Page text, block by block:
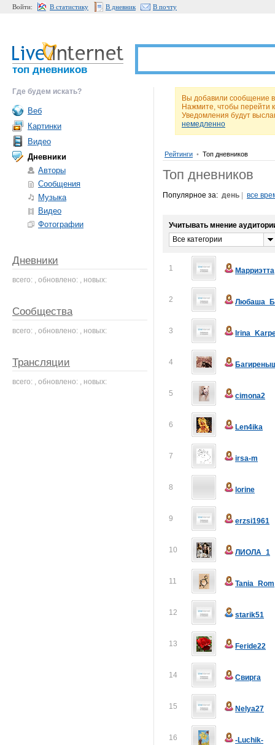
Войти: В статистику В дневник В почту
топ дневников
Вы добавили сообщение в
Нажмите, чтобы перейти
Уведомления будут
немедленно
Рейтинги • Топ дневников
Топ дневников
Популярное за: день все
Учитывать мнение
Все категории
1 Марриэтта
2
3
4
5 cimona2
6 Len4ika
7 irsa-m
8 lorine
9 erzsi1961
10 ЛИОЛА_1
11 Tania_Rom
12 starik51
13 Feride22
14 Свирга
15 Nelya27
16 -Luchik-
Где будем искать?
Веб
Картинки
Видео
Дневники
Авторы
Сообщения
Музыка
Видео
Фотографии
Дневники
всего: , обновлено: , новых:
Сообщества
всего: , обновлено: , новых:
Трансляции
всего: , обновлено: , новых: